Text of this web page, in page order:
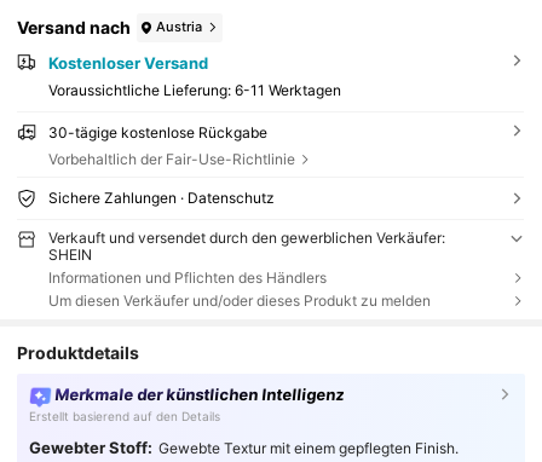
Versand nach Austria
Kostenloser Versand
Voraussichtliche Lieferung: 6-11 Werktagen
30-tägige kostenlose Rückgabe
Vorbehaltlich der Fair-Use-Richtlinie
Sichere Zahlungen · Datenschutz
Verkauft und versendet durch den gewerblichen Verkäufer:
SHEIN
Informationen und Pflichten des Händlers
Um diesen Verkäufer und/oder dieses Produkt zu melden
Produktdetails
Merkmale der künstlichen Intelligenz
Erstellt basierend auf den Details
Gewebter Stoff: Gewebte Textur mit einem gepflegten Finish.